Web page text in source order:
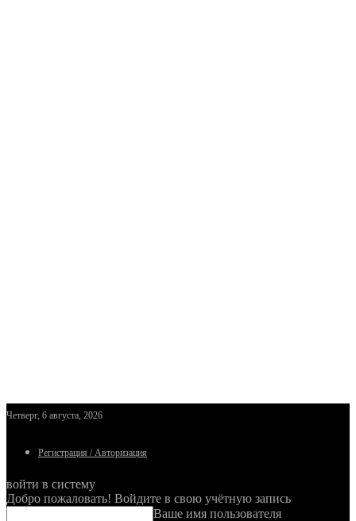
Четверг, 6 августа, 2026
Регистрация / Авторизация
войти в систему
Добро пожаловать! Войдите в свою учётную запись
Ваше имя пользователя